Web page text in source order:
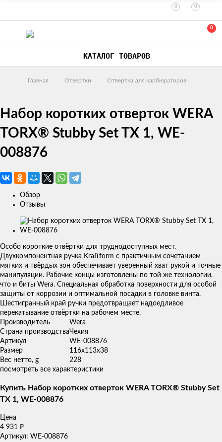
0 0
0
КАТАЛОГ ТОВАРОВ
Главная Отвертки Отвертка для карбюраторов
Набор коротких отверток WERA
TORX® Stubby Set TX 1, WE-
008876
Обзор
Отзывы
Изображения
Особо короткие отвёртки для труднодоступных мест.
Двухкомпонентная ручка Kraftform с практичным сочетанием
мягких и твёрдых зон обеспечивает уверенный хват рукой и точные
манипуляции. Рабочие концы изготовлены по той же технологии,
что и биты Wera. Специальная обработка поверхности для особой
защиты от коррозии и оптимальной посадки в головке винта.
Шестигранный край ручки предотвращает надоедливое
перекатывание отвёртки на рабочем месте.
Производитель
Wera
Страна производстваЧехия
Артикул
WE-008876
Размер
116x113x38
Вес нетто, g
228
посмотреть все характеристики
Купить Набор коротких отверток WERA TORX® Stubby Set
TX 1, WE-008876
Цена
4 931 ₽
Артикул: WE-008876